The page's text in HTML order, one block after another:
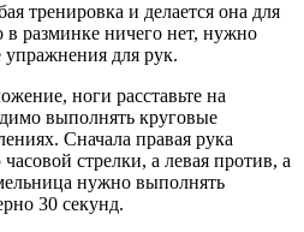
тренировка и делается она для
разминке ничего нет, нужно
для рук.
ноги расставьте на
выполнять круговые
Сначала правая рука
стрелки, а левая против, а
нужно выполнять
30 секунд.